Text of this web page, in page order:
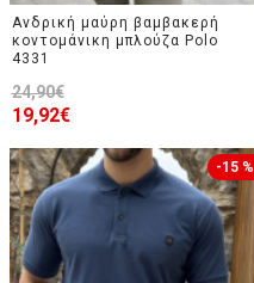
Ανδρική μαύρη βαμβακερή
κοντομάνικη μπλούζα Polo
4331
19,92€
24,90€
-15 %